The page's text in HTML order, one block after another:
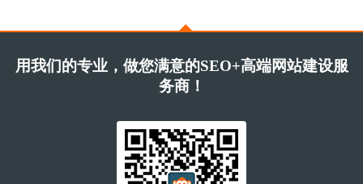
用我们的专业，做您满意的SEO+高端网站建设服
务商！